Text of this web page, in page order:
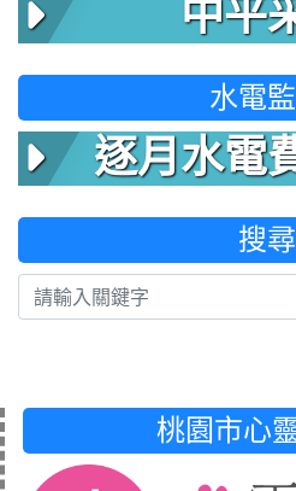
中平
水電
逐月水電
搜尋
桃園市心